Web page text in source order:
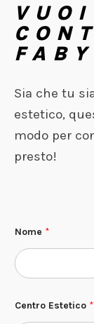
Sia che tu
estetico,
modo per
presto!
Nome *
a
Centro Estetico *